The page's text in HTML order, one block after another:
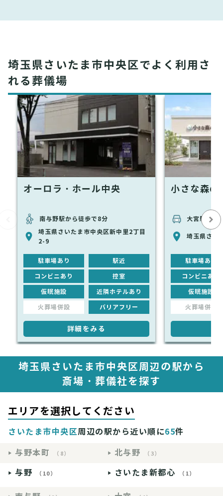
埼玉県さいたま市中央区でよく利用さ
れる葬儀場
オーロラ・ホール中央
南与野駅から徒歩で8分
埼玉県さいたま市中央区新中里2丁目
2-9
駐車場あり 駅近
コンビニあり 控室
仮眠施設 近隣ホテルあり
火葬場併設 バリアフリー
詳細をみる
小さな森の
大宮駅から
埼玉県さい
駐車場あり
コンビニあり
仮眠施設
火葬場併設
埼玉県さいたま市中央区周辺の駅から
斎場・葬儀社を探す
エリアを選択してください
さいたま市中央区周辺の駅から近い順に65件
与野本町
（8） 北与野 （3）
与野 （10） さいたま新都心 （1）